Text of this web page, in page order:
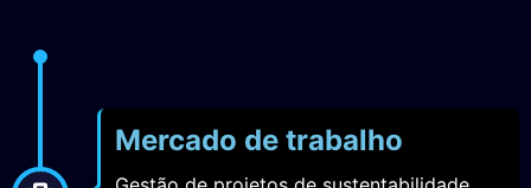
Mercado de trabalho